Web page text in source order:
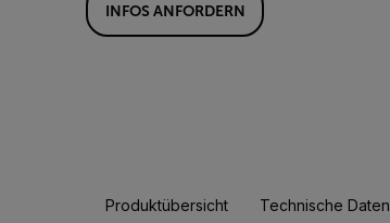
INFOS ANFORDERN
Produktübersicht Technische Daten